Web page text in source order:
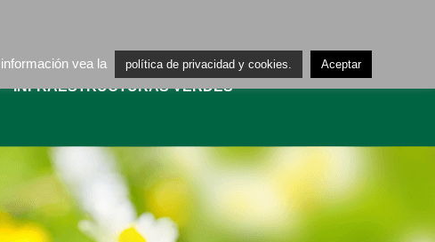
INFRAESTRUCTURAS VERDES
vea la política de privacidad y cookies. Aceptar